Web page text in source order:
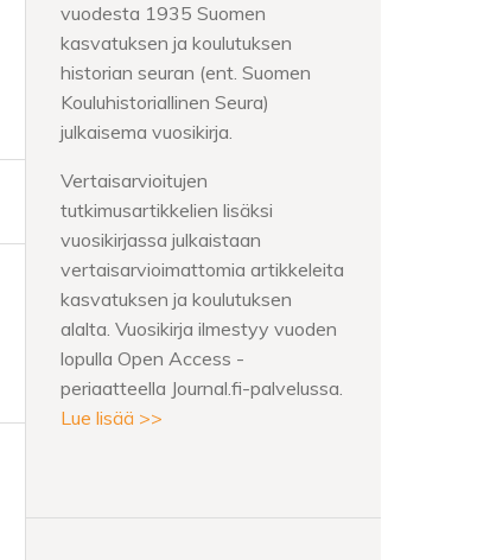
vuodesta 1935 Suomen
kasvatuksen ja koulutuksen
historian seuran (ent. Suomen
Kouluhistoriallinen Seura)
julkaisema vuosikirja.
Vertaisarvioitujen
tutkimusartikkelien lisäksi
vuosikirjassa julkaistaan
vertaisarvioimattomia artikkeleita
kasvatuksen ja koulutuksen
alalta. Vuosikirja ilmestyy vuoden
lopulla Open Access -
periaatteella Journal.fi-palvelussa.
Lue lisää >>